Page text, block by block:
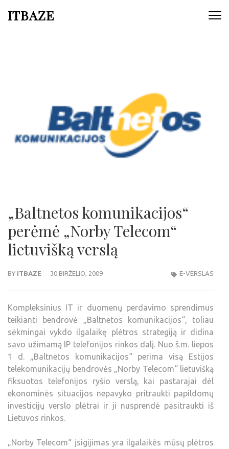
ITBAZE
„Baltnetos komunikacijos“
perėmė „Norby Telecom“
lietuvišką verslą
BY ITBAZE 30 BIRŽELIO, 2009 E-VERSLAS
Kompleksinius IT ir duomenų perdavimo sprendimus
teikianti bendrovė „Baltnetos komunikacijos“, toliau
sėkmingai vykdo ilgalaikę plėtros strategiją ir didina
savo užimamą IP telefonijos rinkos dalį. Nuo š.m. liepos
1 d. „Baltnetos komunikacijos“ perima visą Estijos
telekomunikacijų bendrovės „Norby Telecom“ lietuvišką
fiksuotos telefonijos ryšio verslą, kai pastarajai dėl
ekonominės situacijos nepavyko pritraukti papildomų
investicijų verslo plėtrai ir ji nusprendė pasitraukti iš
Lietuvos rinkos.
„Norby Telecom“ įsigijimas yra ilgalaikės mūsų plėtros